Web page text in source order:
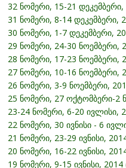
32 ნომერი, 15-21 დეკემბერი,
31 ნომერი, 8-14 დეკემბერი,
30 ნომერი, 1-7 დეკემბერი,
29 ნომერი, 24-30 ნოემბერი,
28 ნომერი, 17-23 ნოემბერი,
27 ნომერი, 10-16 ნოემბერი,
26 ნომერი, 3-9 ნოემბერი,
25 ნომერი, 27 ოქტომბერი-2
23-24 ნომერი, 6-20 ივლისი,
22 ნომერი, 30 ივნისი - 6
21 ნომერი, 23-29 ივნისი,
20 ნომერი, 16-22 ივნისი,
19 ნომერი, 9-15 ივნისი, 2014